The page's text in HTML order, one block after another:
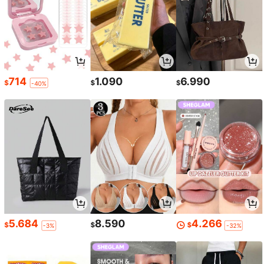
$714 -40% $1.090 $6.990
$5.684 -3% $8.590 $4.266 -32%